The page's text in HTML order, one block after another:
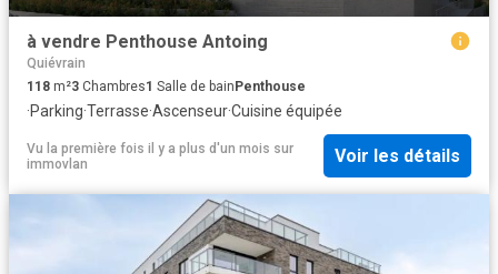
à vendre Penthouse Antoing
Quiévrain
118 m²3 Chambres1 Salle de bainPenthouse
·Parking·Terrasse·Ascenseur·Cuisine équipée
Vu la première fois il y a plus d'un mois sur
immovlan
Voir les détails